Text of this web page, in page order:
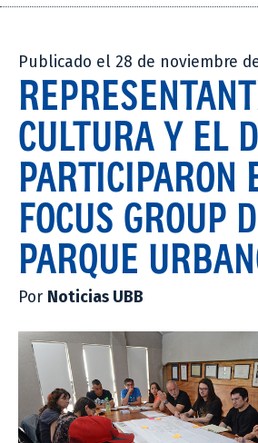
Publicado el 28 de noviembre
CULTURA Y EL
PARTICIPARON
FOCUS GROUP
PARQUE
Por Noticias UBB